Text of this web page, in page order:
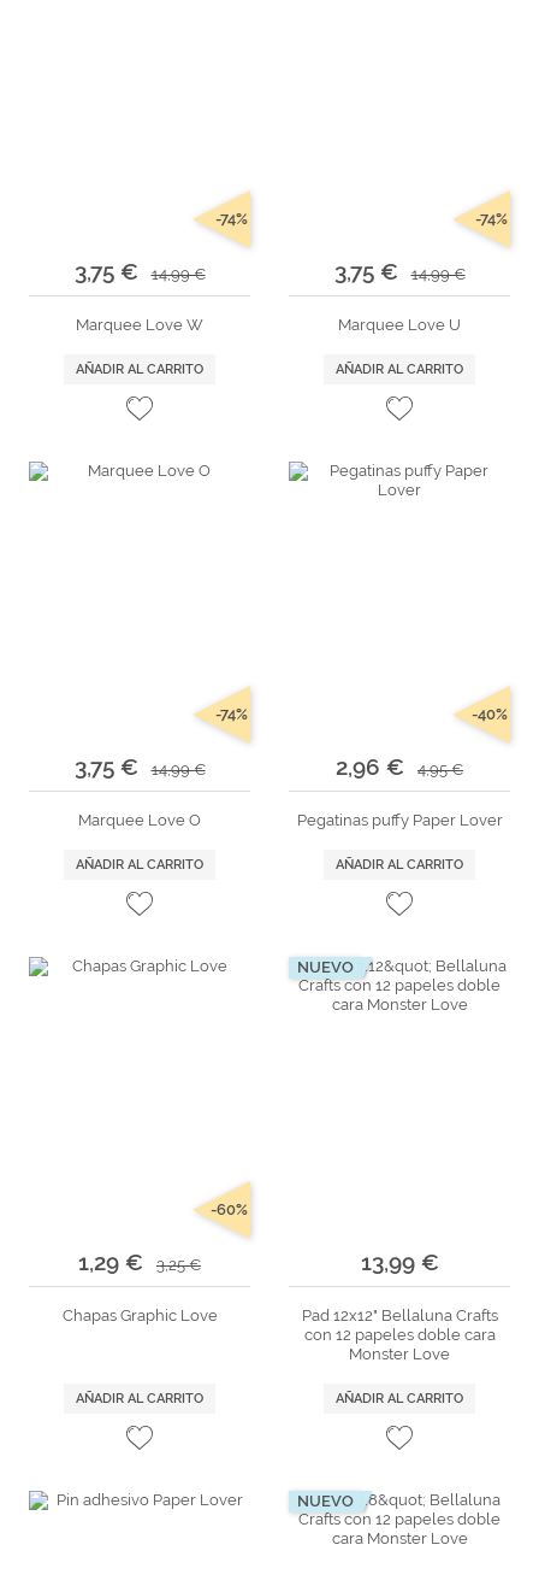
3,75 € 14,99 €
-74%
Marquee Love W
AÑADIR AL CARRITO
3,75 € 14,99 €
-74%
Marquee Love U
AÑADIR AL CARRITO
3,75 € 14,99 €
-74%
Marquee Love O
AÑADIR AL CARRITO
2,96 € 4,95 €
-40%
Pegatinas puffy Paper Lover
AÑADIR AL CARRITO
1,29 € 3,25 €
-60%
Chapas Graphic Love
AÑADIR AL CARRITO
NUEVO
13,99 €
Pad 12x12" Bellaluna Crafts
con 12 papeles doble cara
Monster Love
AÑADIR AL CARRITO
NUEVO